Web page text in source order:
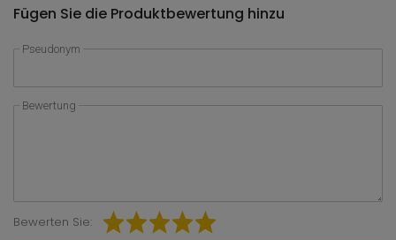
Fügen Sie die Produktbewertung hinzu
Pseudonym
Bewertung
Bewerten Sie: